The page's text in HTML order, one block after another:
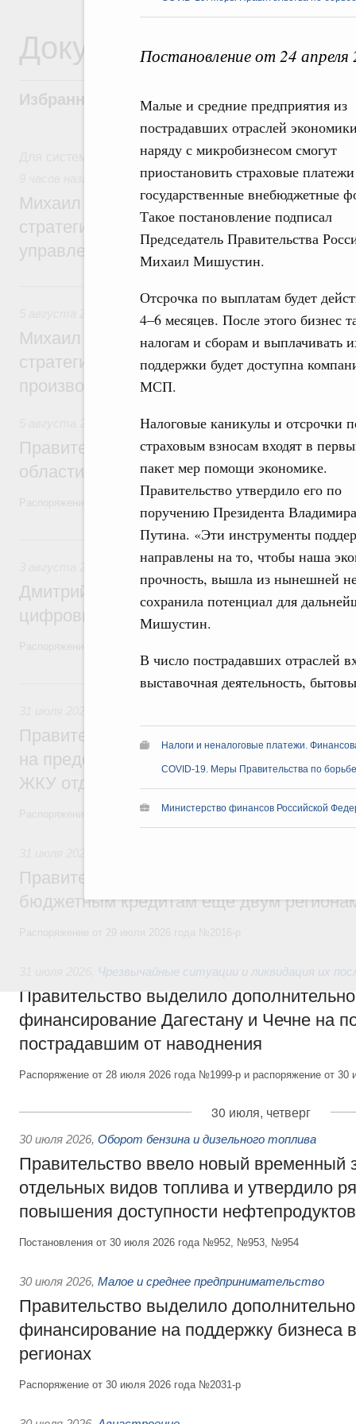
Постановление от 24
Малые и средние предприятия из
пострадавших отраслей
наряду с микробизнесом смогут
приостановить страховые
государственные внебюджетные
Такое постановление подписал
Председатель Правительства
Михаил Мишустин.
Отсрочка по выплатам будет
4–6 месяцев. После этого бизнес
налогам и сборам и выплачивать
поддержки будет доступна
МСП.
Налоговые каникулы и отсрочки
страховым взносам входят в
пакет мер помощи экономике.
Правительство утвердило его по
поручению Президента Владимира
Путина. «Эти инструменты
направлены на то, чтобы наша
прочность, вышла из нынешней
сохранила потенциал для
Мишустин.
В число пострадавших отраслей
выставочная деятельность,
Налоги и неналоговые платежи.
COVID-19. Меры Правительства по
Министерство финансов Российской
Документы
Избранные документы со справками к
Для системного поиска перейдите в раздел "Поиск по
Технологическое развитие. Инновации
Михаил Мишустин дал поручения по
стратегической сессии о
управления научно-технологическим
Вопросы производительности труда и
Михаил Мишустин дал поручения по
стратегической сессии, посвящённой
производительности труда
Национальный проект «Экологическое
Правительство увеличило объём
области в рамках федерального
3 августа, понедельник
Регулирование в сфере торговли.
Дмитрий Григоренко возглавил штаб по
цифровых платформ
31 июля, пятница
Правительство направит регионам
на предоставление мер социальной
ЖКУ отдельным категориям граждан
Распоряжение от 30 июля 2026 года №2032-р
Правительство спишет часть
бюджетным кредитам ещё двум
Чрезвычайные ситуации и ликвидация их
Правительство выделило
финансирование Дагестану и Чечне на
пострадавшим от наводнения
Распоряжение от 28 июля 2026 года №1999-р и распоряжение от
30 июля, четверг
30 июля 2026, Оборот бензина и дизельного топлива
Правительство ввело новый временный
отдельных видов топлива и утвердило
повышения доступности нефтепродуктов
Постановления от 30 июля 2026 года №952, №953, №954
30 июля 2026, Малое и среднее предпринимательство
Правительство выделило
финансирование на поддержку бизнеса
регионах
Распоряжение от 30 июля 2026 года №2031-р